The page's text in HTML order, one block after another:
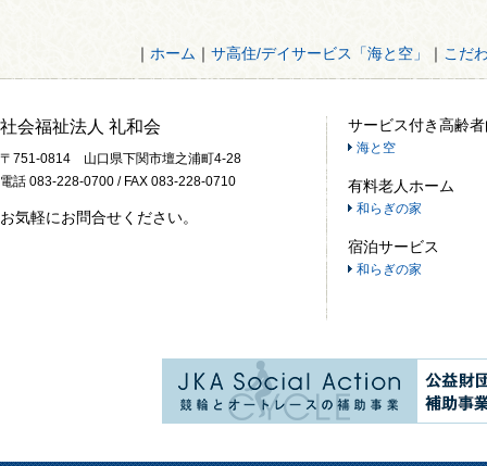
｜ ホーム ｜ サ高住/デイサービス「海と空」 ｜ こだ
社会福祉法人 礼和会
〒751-0814 山口県下関市壇之浦町4-28
電話 083-228-0700 / FAX 083-228-0710
お気軽にお問合せください。
サービス付き高齢
海と空
有料老人ホーム
和らぎの家
宿泊サービス
和らぎの家